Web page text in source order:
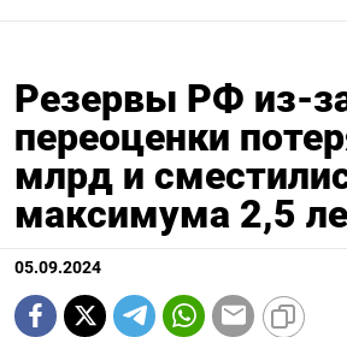
Резервы РФ из-
переоценки
млрд и
максимума 2,5
05.09.2024